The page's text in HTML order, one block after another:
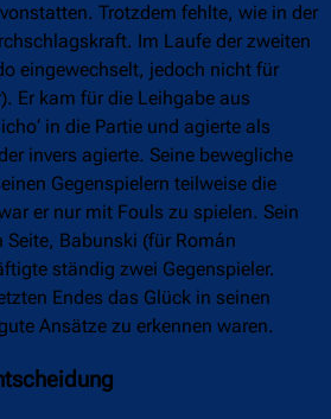
Trotzdem fehlte, wie in der
Im Laufe der zweiten
eingewechselt, jedoch nicht für
Er kam für die Leihgabe aus
in die Partie und agierte als
invers agierte. Seine bewegliche
Gegenspielern teilweise die
er nur mit Fouls zu spielen. Sein
Seite, Babunski (für Román
ständig zwei Gegenspieler.
Endes das Glück in seinen
Ansätze zu erkennen waren.